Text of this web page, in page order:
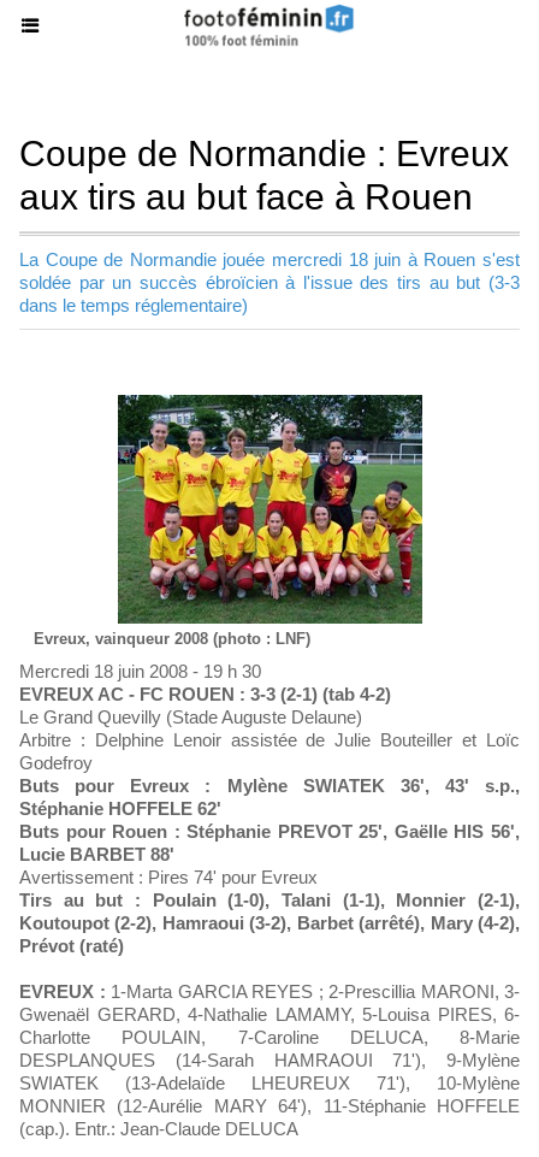
Coupe de Normandie : Evreux
aux tirs au but face à Rouen
La Coupe de Normandie jouée mercredi 18 juin à Rouen s'est
soldée par un succès ébroïcien à l'issue des tirs au but (3-3
dans le temps réglementaire)
Evreux, vainqueur 2008 (photo : LNF)
Mercredi 18 juin 2008 - 19 h 30
EVREUX AC - FC ROUEN : 3-3 (2-1) (tab 4-2)
Le Grand Quevilly (Stade Auguste Delaune)
Arbitre : Delphine Lenoir assistée de Julie Bouteiller et Loïc
Godefroy
Buts pour Evreux : Mylène SWIATEK 36', 43' s.p.,
Stéphanie HOFFELE 62'
Buts pour Rouen : Stéphanie PREVOT 25', Gaëlle HIS 56',
Lucie BARBET 88'
Avertissement : Pires 74' pour Evreux
Tirs au but : Poulain (1-0), Talani (1-1), Monnier (2-1),
Koutoupot (2-2), Hamraoui (3-2), Barbet (arrêté), Mary (4-2),
Prévot (raté)
EVREUX : 1-Marta GARCIA REYES ; 2-Prescillia MARONI, 3-
Gwenaël GERARD, 4-Nathalie LAMAMY, 5-Louisa PIRES, 6-
Charlotte POULAIN, 7-Caroline DELUCA, 8-Marie
DESPLANQUES (14-Sarah HAMRAOUI 71'), 9-Mylène
SWIATEK (13-Adelaïde LHEUREUX 71'), 10-Mylène
MONNIER (12-Aurélie MARY 64'), 11-Stéphanie HOFFELE
(cap.). Entr.: Jean-Claude DELUCA